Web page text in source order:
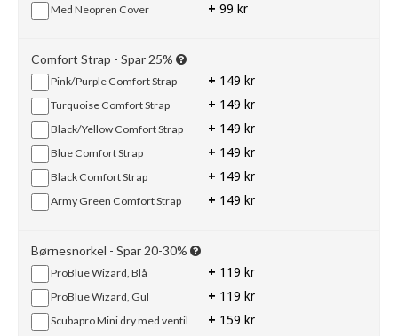
Med Neopren Cover + 99 kr
Comfort Strap - Spar 25%
Pink/Purple Comfort Strap + 149 kr
Turquoise Comfort Strap + 149 kr
Black/Yellow Comfort Strap + 149 kr
Blue Comfort Strap + 149 kr
Black Comfort Strap + 149 kr
Army Green Comfort Strap + 149 kr
Børnesnorkel - Spar 20-30%
ProBlue Wizard, Blå + 119 kr
ProBlue Wizard, Gul + 119 kr
Scubapro Mini dry med ventil + 159 kr